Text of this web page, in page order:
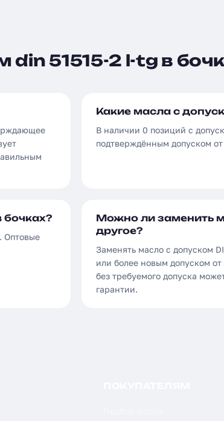
51515-2 l-tg в
Какие масла с
В наличии 0 позиций с
подтверждённым допуском
бочках?
Оптовые
Можно ли заменить
другое?
Заменять масло с допуском
или более новым допуском
без требуемого допуска
гарантии.